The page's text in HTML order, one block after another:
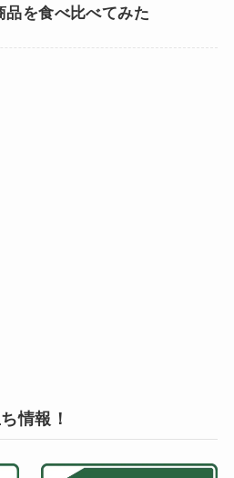
品を食べ比べてみた
情報！